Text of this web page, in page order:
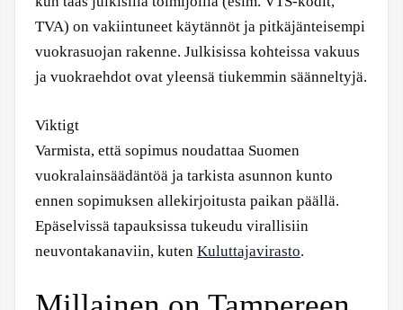
TVA) on vakiintuneet käytännöt ja pitkäjänteisempi
vuokrasuojan rakenne. Julkisissa kohteissa vakuus
ja vuokraehdot ovat yleensä tiukemmin säänneltyjä.
Viktigt
Varmista, että sopimus noudattaa Suomen
vuokralainsäädäntöä ja tarkista asunnon kunto
ennen sopimuksen allekirjoitusta paikan päällä.
Epäselvissä tapauksissa tukeudu virallisiin
neuvontakanaviin, kuten Kuluttajavirasto.